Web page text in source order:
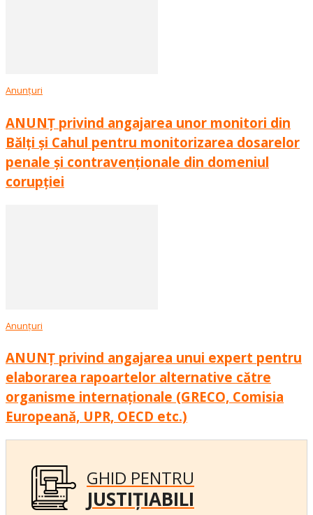
Anunțuri
ANUNȚ privind angajarea unor monitori din
Bălți și Cahul pentru monitorizarea dosarelor
penale și contravenționale din domeniul
corupției
Anunțuri
ANUNȚ privind angajarea unui expert pentru
elaborarea rapoartelor alternative către
organisme internaționale (GRECO, Comisia
Europeană, UPR, OECD etc.)
GHID PENTRU
JUSTIȚIABILI